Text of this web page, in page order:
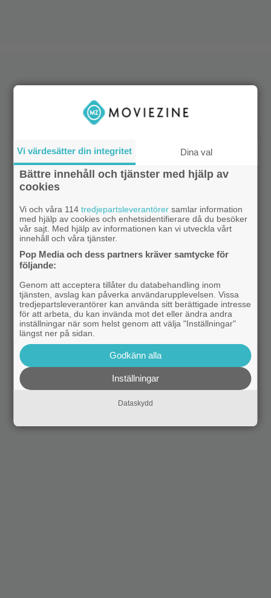
Vi värdesätter din integritet Dina val
Bättre innehåll och tjänster med hjälp av
cookies
Vi och våra 114tredjepartsleverantörer samlar information
med hjälp av cookies och enhetsidentifierare då du besöker
vår sajt. Med hjälp av informationen kan vi utveckla vårt
innehåll och våra tjänster.
Pop Media och dess partners kräver samtycke för
följande:
Genom att acceptera tillåter du databehandling inom
tjänsten, avslag kan påverka användarupplevelsen. Vissa
tredjepartsleverantörer kan använda sitt berättigade intresse
för att arbeta, du kan invända mot det eller ändra andra
inställningar när som helst genom att välja "Inställningar"
längst ner på sidan.
Godkänn alla
Inställningar
Dataskydd